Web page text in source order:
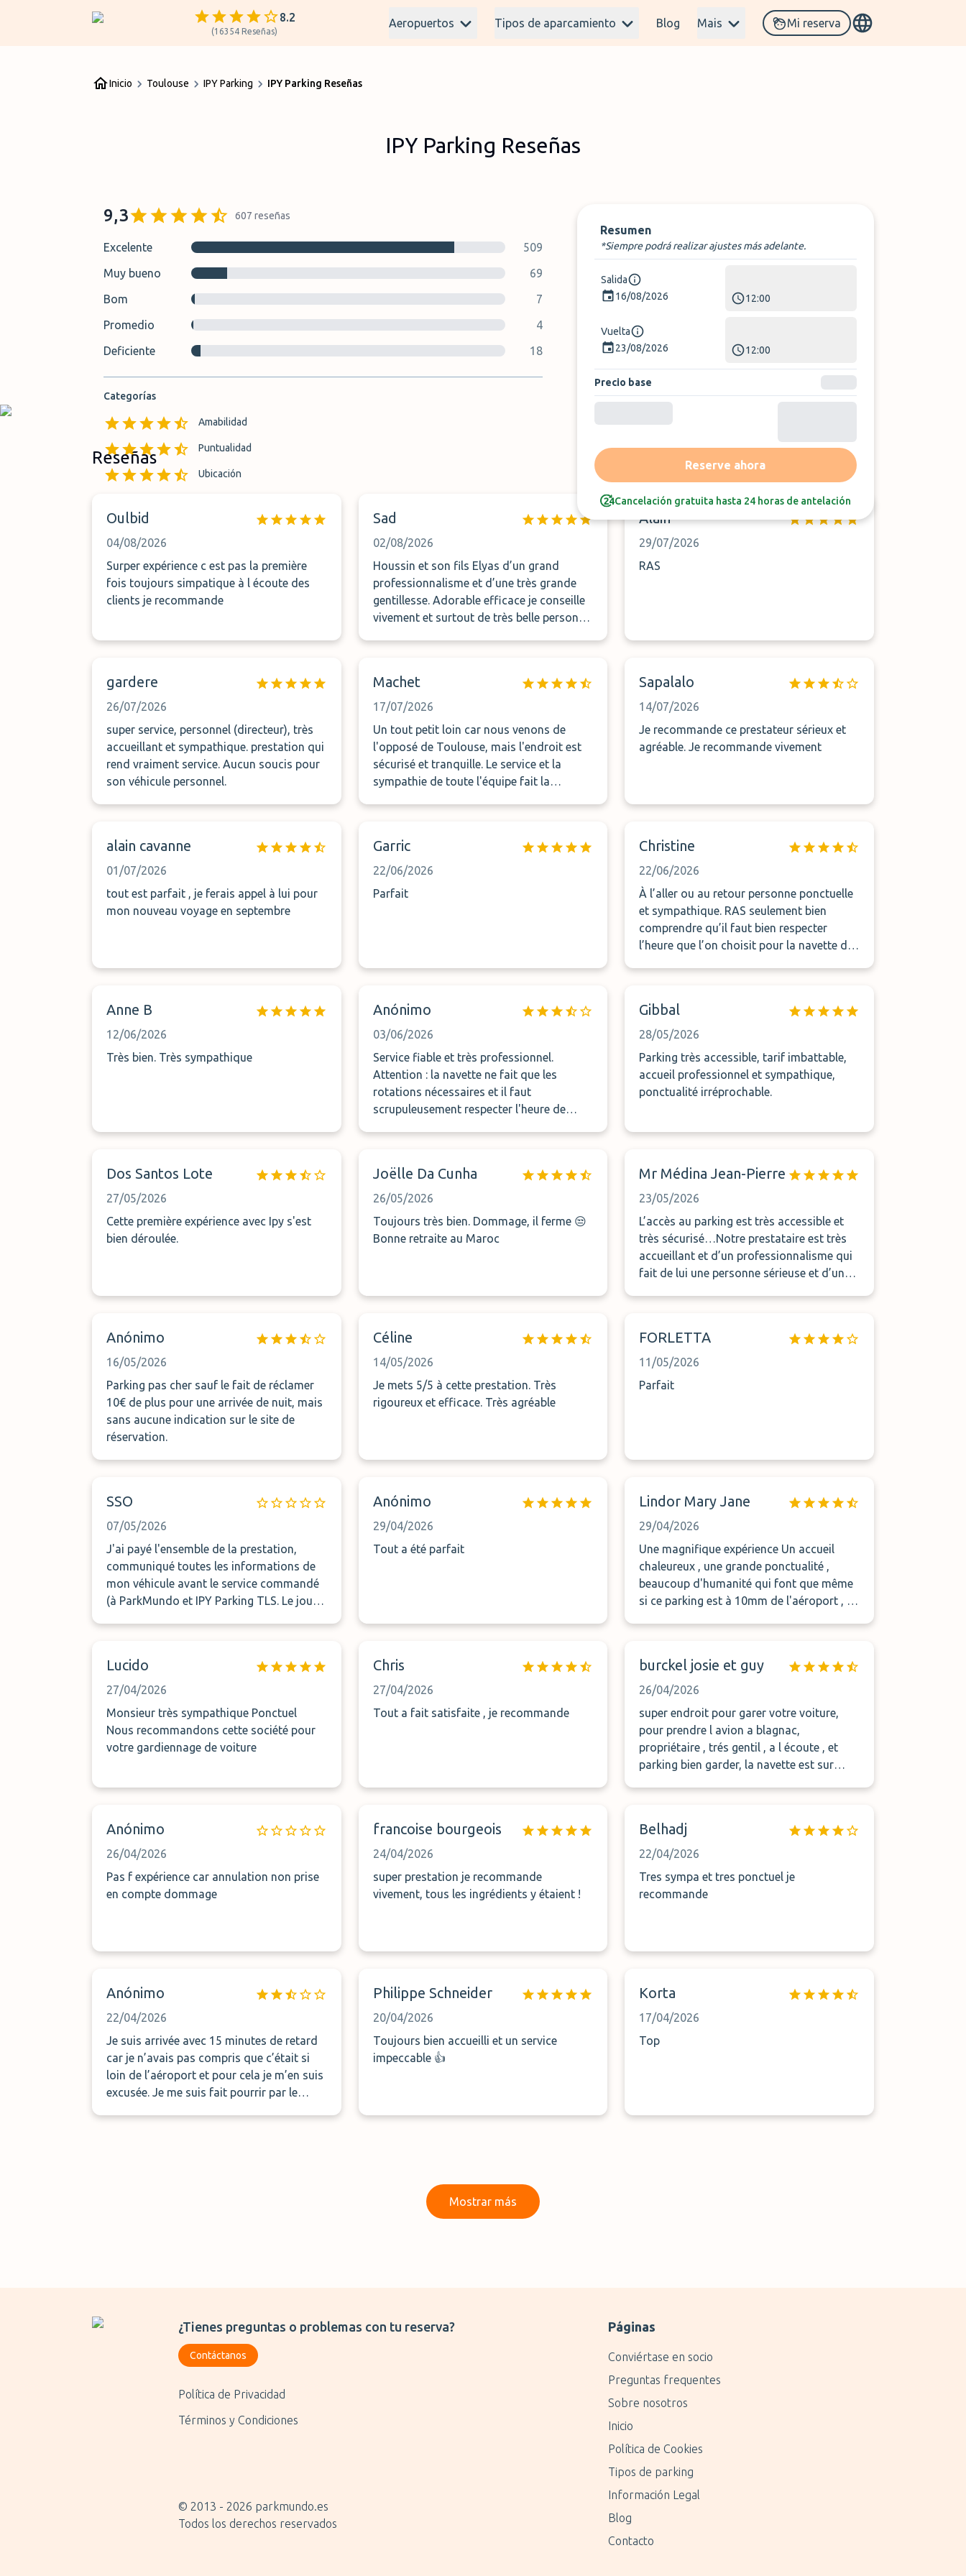
8.2
(16354 Reseñas)
Aeropuertos Tipos de aparcamiento Blog Mais Mi reserva
Inicio Toulouse IPY Parking IPY Parking Reseñas
IPY Parking Reseñas
9,3 607 reseñas
Excelente
509
Muy bueno
69
Bom
7
Promedio
4
Deficiente
18
Categorías
Amabilidad
Puntualidad
Ubicación
Resumen
*Siempre podrá realizar ajustes más adelante.
Salida
16/08/2026
12:00
Vuelta
23/08/2026
12:00
Precio base
Reserve ahora
Cancelación gratuita hasta 24 horas de antelación
Reseñas Última reseña
Oulbid
04/08/2026
Surper expérience c est pas la première
fois toujours simpatique à l écoute des
clients je recommande
Sad
02/08/2026
Houssin et son fils Elyas d’un grand
professionnalisme et d’une très grande
gentillesse. Adorable efficace je conseille
vivement et surtout de très belle personne
Alain
29/07/2026
RAS
gardere
26/07/2026
super service, personnel (directeur), très
accueillant et sympathique. prestation qui
rend vraiment service. Aucun soucis pour
son véhicule personnel.
Machet
17/07/2026
Un tout petit loin car nous venons de
l'opposé de Toulouse, mais l'endroit est
sécurisé et tranquille. Le service et la
sympathie de toute l'équipe fait la
Sapalalo
14/07/2026
Je recommande ce prestateur sérieux et
agréable. Je recommande vivement
alain cavanne
01/07/2026
tout est parfait , je ferais appel à lui pour
mon nouveau voyage en septembre
Garric
22/06/2026
Parfait
Christine
22/06/2026
À l’aller ou au retour personne ponctuelle
et sympathique. RAS seulement bien
comprendre qu’il faut bien respecter
l’heure que l’on choisit pour la navette de
recommande !
Anne B
12/06/2026
Très bien. Très sympathique
Anónimo
03/06/2026
Service fiable et très professionnel.
Attention : la navette ne fait que les
rotations nécessaires et il faut
scrupuleusement respecter l'heure de
Gibbal
28/05/2026
Parking très accessible, tarif imbattable,
accueil professionnel et sympathique,
ponctualité irréprochable.
Dos Santos Lote
27/05/2026
Cette première expérience avec Ipy s'est
bien déroulée.
Joëlle Da Cunha
26/05/2026
Toujours très bien. Dommage, il ferme 😒
Bonne retraite au Maroc
Mr Médina Jean-Pierre
23/05/2026
L’accès au parking est très accessible et
très sécurisé…Notre prestataire est très
accueillant et d’un professionnalisme qui
fait de lui une personne sérieuse et d’une
Anónimo
16/05/2026
Parking pas cher sauf le fait de réclamer
10€ de plus pour une arrivée de nuit, mais
sans aucune indication sur le site de
réservation.
Céline
14/05/2026
Je mets 5/5 à cette prestation. Très
rigoureux et efficace. Très agréable
FORLETTA
11/05/2026
Parfait
SSO
07/05/2026
J'ai payé l'ensemble de la prestation,
communiqué toutes les informations de
mon véhicule avant le service commandé
(à ParkMundo et IPY Parking TLS. Le jour
Anónimo
29/04/2026
Tout a été parfait
Lindor Mary Jane
29/04/2026
Une magnifique expérience Un accueil
chaleureux , une grande ponctualité ,
beaucoup d'humanité qui font que même
si ce parking est à 10mm de l'aéroport , je
Lucido
27/04/2026
Monsieur très sympathique Ponctuel
Nous recommandons cette société pour
votre gardiennage de voiture
Chris
27/04/2026
Tout a fait satisfaite , je recommande
burckel josie et guy
26/04/2026
super endroit pour garer votre voiture,
pour prendre l avion a blagnac,
propriétaire , trés gentil , a l écoute , et
parking bien garder, la navette est sur
Anónimo
26/04/2026
Pas f expérience car annulation non prise
en compte dommage
francoise bourgeois
24/04/2026
super prestation je recommande
vivement, tous les ingrédients y étaient !
Belhadj
22/04/2026
Tres sympa et tres ponctuel je
recommande
Anónimo
22/04/2026
Je suis arrivée avec 15 minutes de retard
car je n’avais pas compris que c’était si
loin de l’aéroport et pour cela je m’en suis
excusée. Je me suis fait pourrir par le
Philippe Schneider
20/04/2026
Toujours bien accueilli et un service
impeccable 👍
Korta
17/04/2026
Top
Mostrar más
¿Tienes preguntas o problemas con tu reserva?
Contáctanos
Política de Privacidad
Términos y Condiciones
© 2013 - 2026 parkmundo.es
Todos los derechos reservados
Páginas
Conviértase en socio
Preguntas frequentes
Sobre nosotros
Inicio
Política de Cookies
Tipos de parking
Información Legal
Blog
Contacto